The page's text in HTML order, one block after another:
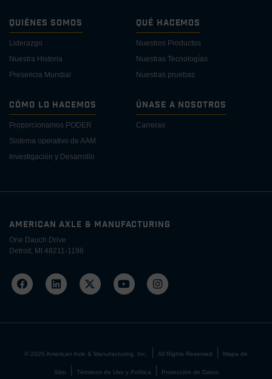
Quiénes Somos
Liderazgo
Nuestra Historia
Presencia Mundial
Qué Hacemos
Nuestros Productos
Nuestras Tecnologías
Nuestras pruebas
Cómo lo Hacemos
Proporcionamos PODER
Sistema operativo de AAM
Investigación y Desarrollo
Únase a Nosotros
Carreras
AMERICAN AXLE & MANUFACTURING
One Dauch Drive
Detroit, MI 48211-1198
© 2026 American Axle & Manufacturing, Inc. All Rights Reserved Mapa de
Sitio Términos de Uso y Política Protección de Datos